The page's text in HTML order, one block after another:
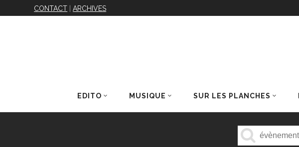
CONTACT |ARCHIVES
EDITO MUSIQUE SUR LES PLANCHES